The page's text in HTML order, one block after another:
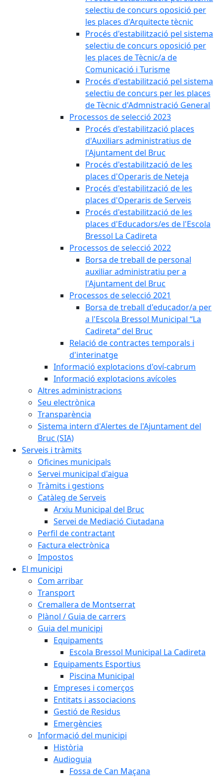
selectiu de concurs oposició per
les places d'Arquitecte tècnic
Procés d'estabilització pel sistema
selectiu de concurs oposició per
les places de Tècnic/a de
Comunicació i Turisme
Procés d'estabilització pel sistema
selectiu de concurs per les places
de Tècnic d'Admnistració General
Processos de selecció 2023
Procés d'estabilització places
d'Auxiliars administratius de
l'Ajuntament del Bruc
Procés d'estabilització de les
places d'Operaris de Neteja
Procés d'estabilització de les
places d'Operaris de Serveis
Procés d'estabilització de les
places d'Educadors/es de l'Escola
Bressol La Cadireta
Processos de selecció 2022
Borsa de treball de personal
auxiliar administratiu per a
l'Ajuntament del Bruc
Processos de selecció 2021
Borsa de treball d'educador/a per
a l'Escola Bressol Municipal “La
Cadireta” del Bruc
Relació de contractes temporals i
d'interinatge
Informació explotacions d'oví-cabrum
Informació explotacions avícoles
Altres administracions
Seu electrònica
Transparència
Sistema intern d'Alertes de l'Ajuntament del
Bruc (SIA)
Serveis i tràmits
Oficines municipals
Servei municipal d'aigua
Tràmits i gestions
Catàleg de Serveis
Arxiu Municipal del Bruc
Servei de Mediació Ciutadana
Perfil de contractant
Factura electrònica
Impostos
El municipi
Com arribar
Transport
Cremallera de Montserrat
Plànol / Guia de carrers
Guia del municipi
Equipaments
Escola Bressol Municipal La Cadireta
Equipaments Esportius
Piscina Municipal
Empreses i comerços
Entitats i associacions
Gestió de Residus
Emergències
Informació del municipi
Història
Audioguia
Fossa de Can Maçana